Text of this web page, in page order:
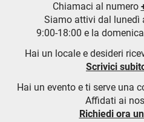
Chiamaci al numero
Siamo attivi dal lunedì
9:00-18:00 e la
Hai un locale e desideri
Scrivici
Hai un evento e ti serve una
Affidati ai
Richiedi ora